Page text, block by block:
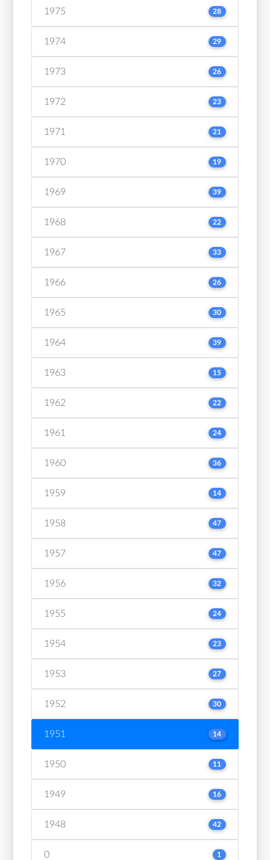
1975 28
1974 29
1973 26
1972 23
1971 21
1970 19
1969 39
1968 22
1967 33
1966 26
1965 30
1964 39
1963 15
1962 22
1961 24
1960 36
1959 14
1958 47
1957 47
1956 32
1955 24
1954 23
1953 27
1952 30
1951 14
1950 11
1949 16
1948 42
0 1